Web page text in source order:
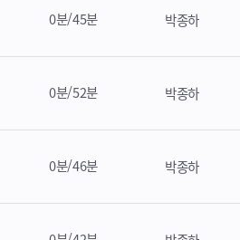
0분/45분 박종하
0분/52분 박종하
0분/46분 박종하